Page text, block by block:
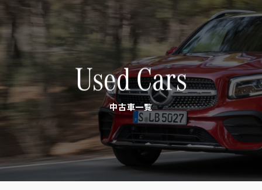
検索
Used Cars
中古車一覧